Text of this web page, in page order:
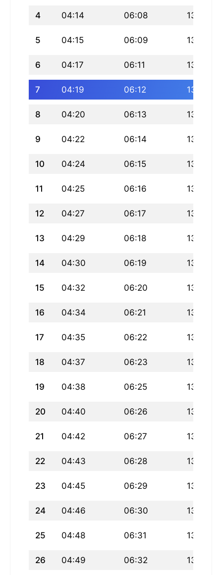
4 04:14 06:08 13:20
5 04:15 06:09 13:20
6 04:17 06:11 13:19
7 04:19 06:12 13:19
8 04:20 06:13 13:19
9 04:22 06:14 13:19
10 04:24 06:15 13:19
11 04:25 06:16 13:19
12 04:27 06:17 13:19
13 04:29 06:18 13:18
14 04:30 06:19 13:18
15 04:32 06:20 13:18
16 04:34 06:21 13:18
17 04:35 06:22 13:18
18 04:37 06:23 13:17
19 04:38 06:25 13:17
20 04:40 06:26 13:17
21 04:42 06:27 13:17
22 04:43 06:28 13:16
23 04:45 06:29 13:16
24 04:46 06:30 13:16
25 04:48 06:31 13:16
26 04:49 06:32 13:15